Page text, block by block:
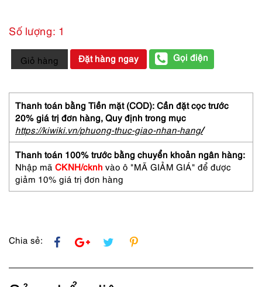
Số lượng: 1
3209-
RALPH
collection
splash
perfumes
32.5ml-
Set
nước
hoa
nữ-
Khá
Giỏ hàng Đặt hàng ngay Gọi điện
Thanh toán bằng Tiền mặt (COD): Cần đặt cọc trước
20% giá trị đơn hàng, Quy định trong mục
https://kiwiki.vn/phuong-thuc-giao-nhan-hang/
Thanh toán 100% trước bằng chuyển khoản ngân hàng:
Nhập mã CKNH/cknh vào ô "MÃ GIẢM GIÁ" để được
giảm 10% giá trị đơn hàng
Chia sẻ: